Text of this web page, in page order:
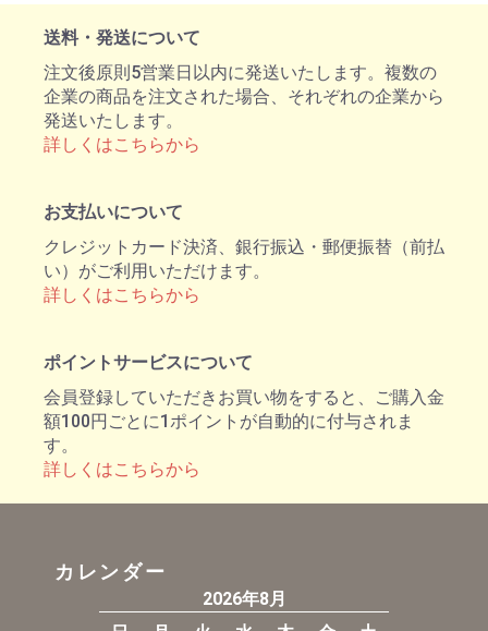
送料・発送について
注文後原則5営業日以内に発送いたします。複数の
企業の商品を注文された場合、それぞれの企業から
発送いたします。
詳しくはこちらから
お支払いについて
クレジットカード決済、銀行振込・郵便振替（前払
い）がご利用いただけます。
詳しくはこちらから
ポイントサービスについて
会員登録していただきお買い物をすると、ご購入金
額100円ごとに1ポイントが自動的に付与されま
す。
詳しくはこちらから
カレンダー
2026年8月